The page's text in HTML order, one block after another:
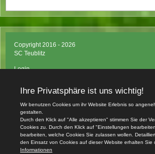
Copyright 2016 - 2026
SC Teublitz
Login
Impressum
Datenschutzerklärung
Teamsports 2
Dein Sportverein online